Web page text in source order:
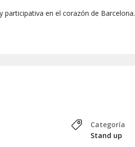
participativa en el corazón de Barcelona.
Categoría
Stand up